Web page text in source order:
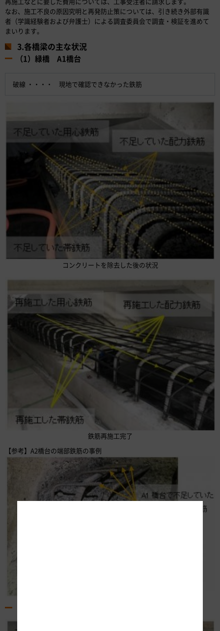
なお、施工不良の原因究明と再発防止策については、引き続き外部有識
者（学識経験者および弁護士）による調査委員会で調査・検証を進めて
まいります。
3.各橋梁の主な状況
（1）緑橋 A1橋台
破線 ・・・・ 現地で確認できなかった鉄筋
コンクリートを除去した後の状況
鉄筋再施工完了
【参考】A2橋台の端部鉄筋の事例